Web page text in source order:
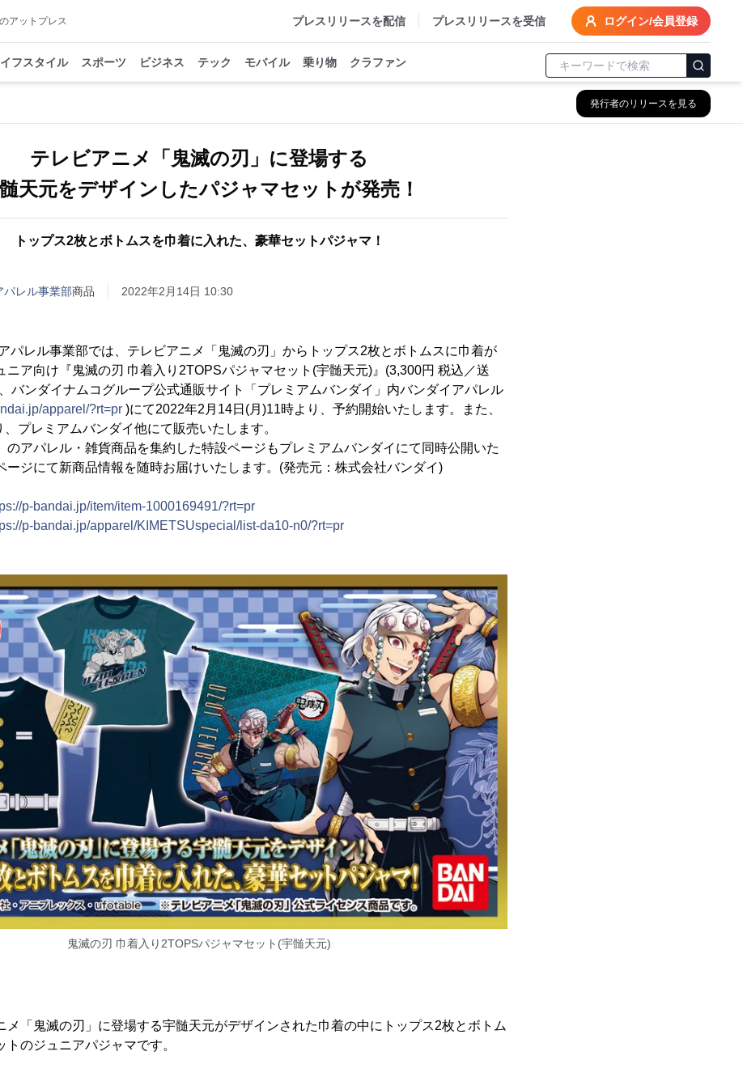
アットプレス プレスリリースを配信 プレスリリースを受信 ログイン/会員登録
フスタイル スポーツ ビジネス テック モバイル 乗り物 クラファン
発行者のリリースを見る
テレビアニメ「鬼滅の刃」に登場する
天元をデザインしたパジャマセットが発売！
トップス2枚とボトムスを巾着に入れた、豪華セットパジャマ！
レル事業部商品 2022年2月14日 10:30
パレル事業部では、テレビアニメ「鬼滅の刃」からトップス2枚とボトムスに巾着が
ニア向け『鬼滅の刃 巾着入り2TOPSパジャマセット(宇髄天元)』(3,300円 税込／送
バンダイナムコグループ公式通販サイト「プレミアムバンダイ」内バンダイアパレル
apparel/?rt=pr )にて2022年2月14日(月)11時より、予約開始いたします。また、
プレミアムバンダイ他にて販売いたします。
のアパレル・雑貨商品を集約した特設ページもプレミアムバンダイにて同時公開いた
ージにて新商品情報を随時お届けいたします。(発売元：株式会社バンダイ)
p-bandai.jp/item/item-1000169491/?rt=pr
p-bandai.jp/apparel/KIMETSUspecial/list-da10-n0/?rt=pr
鬼滅の刃 巾着入り2TOPSパジャマセット(宇髄天元)
メ「鬼滅の刃」に登場する宇髄天元がデザインされた巾着の中にトップス2枚とボトム
トのジュニアパジャマです。